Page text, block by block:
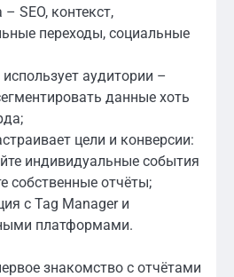
SEO, контекст,
переходы, социальные
аудитории –
данные хоть
цели и конверсии:
индивидуальные события
собственные отчёты;
с Tag Manager и
платформами.
знакомство с отчётами